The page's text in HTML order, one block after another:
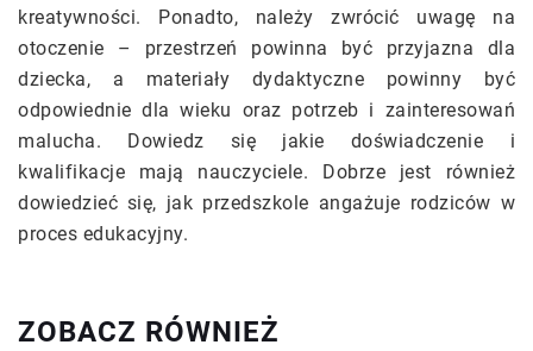
kreatywności. Ponadto, należy zwrócić uwagę na
otoczenie – przestrzeń powinna być przyjazna dla
dziecka, a materiały dydaktyczne powinny być
odpowiednie dla wieku oraz potrzeb i zainteresowań
malucha. Dowiedz się jakie doświadczenie i
kwalifikacje mają nauczyciele. Dobrze jest również
dowiedzieć się, jak przedszkole angażuje rodziców w
proces edukacyjny.
ZOBACZ RÓWNIEŻ